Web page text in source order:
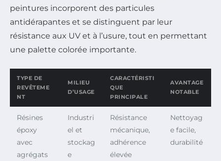
peintures incorporent des particules
antidérapantes et se distinguent par leur
résistance aux UV et à l’usure, tout en permettant
une palette colorée importante.
TYPE DE
REVÊTEME
NT
MILIEU
D’USAGE
CARACTÉRISTI
QUE
PRINCIPALE
AVANTAGE
NOTABLE
Résines
époxy
avec
agrégats
Industri
el et
stockag
e
Résistance
mécanique,
adhérence
élevée
Nettoyag
e facile,
durabilité